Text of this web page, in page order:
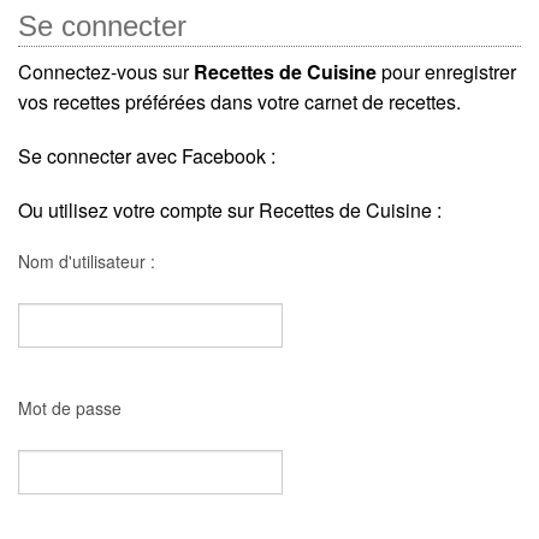
Se connecter
Connectez-vous surRecettes de Cuisinepour enregistrer
vos recettes préférées dans votre carnet de recettes.
Se connecter avec Facebook :
Ou utilisez votre compte sur Recettes de Cuisine :
Nom d'utilisateur :
Mot de passe